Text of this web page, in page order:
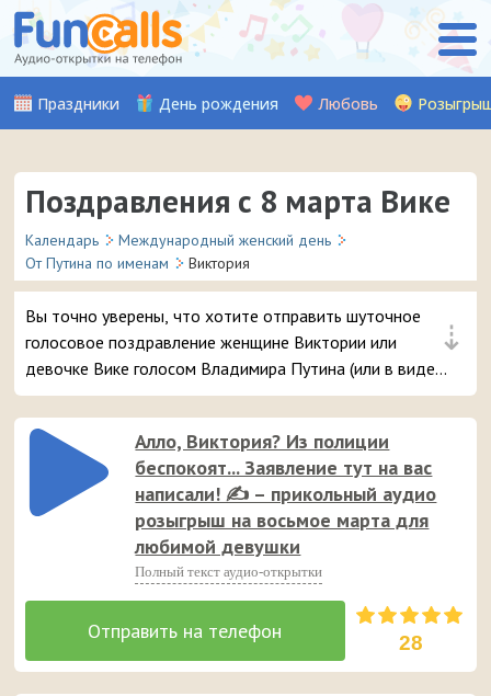
Праздники День рождения Любовь
Поздравления с 8 марта Вике
Календарь
Международный женский день
От Путина по именам
Виктория
⇣
Вы точно уверены, что хотите отправить шуточное
голосовое поздравление женщине Виктории или
девочке Вике голосом Владимира Путина (или в виде
прикольного звонка-розыгрыша из отделения полиции)
на телефон в день 8 марта? 😘 Это самые популярные
поздравления, вашей даме точно понравится – и
неожиданный звонок и поданные с юмором аудио
пожелания 😉 💐
Алло, Виктория? Из полиции
беспокоят... Заявление тут на вас
написали! ✍ – прикольный аудио
розыгрыш на восьмое марта для
любимой девушки
Полный текст аудио-открытки
28